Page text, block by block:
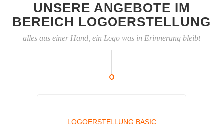
UNSERE ANGEBOTE IM
BEREICH LOGOERSTELLUNG
alles aus einer Hand, ein Logo was in Erinnerung bleibt
LOGOERSTELLUNG BASIC